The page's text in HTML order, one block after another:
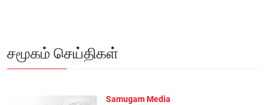
சமூகம் செய்திகள்
Samugam Media